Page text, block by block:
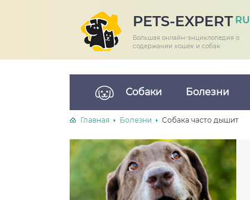
PETS-EXPERT RU
Большая онлайн-энциклопедия о
содержании кошек и собак
Собаки Болезни
Главная Болезни Собака часто дышит